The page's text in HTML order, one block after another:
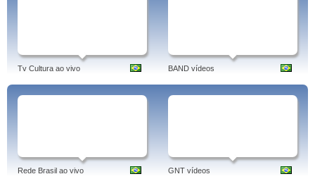
Tv Cultura ao vivo BAND vídeos
Rede Brasil ao vivo GNT vídeos